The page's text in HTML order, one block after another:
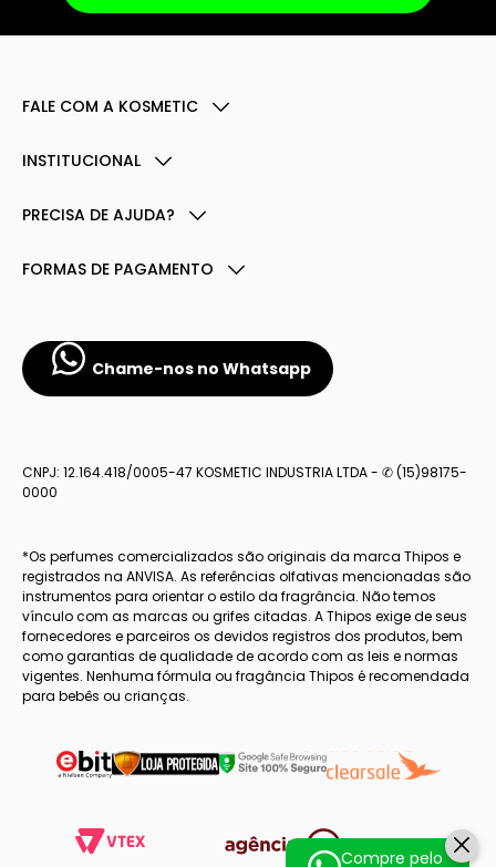
Compre pelo
FALE COM A KOSMETIC
INSTITUCIONAL
PRECISA DE AJUDA?
FORMAS DE PAGAMENTO
Chame-nos no Whatsapp
CNPJ: 12.164.418/0005-47 KOSMETIC INDUSTRIA LTDA - ✆ (15)98175-
0000
*Os perfumes comercializados são originais da marca Thipos e
registrados na ANVISA. As referências olfativas mencionadas são
instrumentos para orientar o estilo da fragrância. Não temos
vínculo com as marcas ou grifes citadas. A Thipos exige de seus
fornecedores e parceiros os devidos registros dos produtos, bem
como garantias de qualidade de acordo com as leis e normas
vigentes. Nenhuma fórmula ou fragância Thipos é recomendada
para bebês ou crianças.